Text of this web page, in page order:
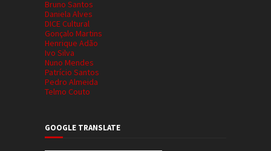
Bruno Santos
Daniela Alves
DICE Cultural
Gonçalo Martins
Henrique Adão
Ivo Silva
Nuno Mendes
Patrício Santos
Pedro Almeida
Telmo Couto
GOOGLE TRANSLATE